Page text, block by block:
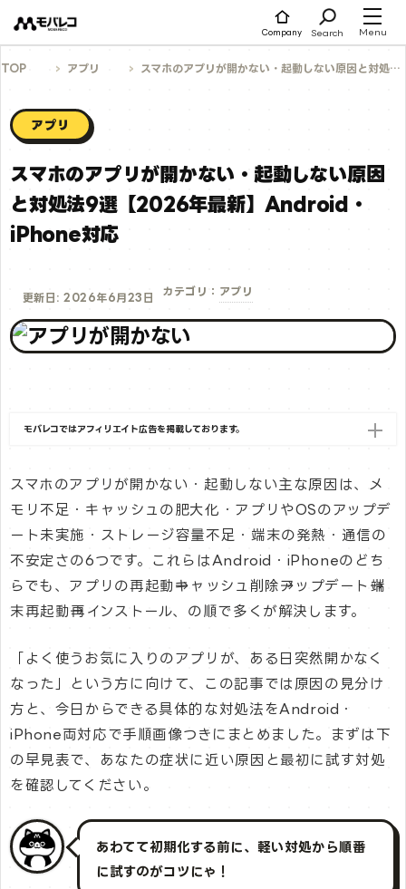
ツ
ス
Company Search Menu
TOP アプリ スマホのアプリが開かない・起動しない原因と対処法9選【2026年最新】Android・iPhone対応
アプリ
スマホのアプリが開かない・起動しない原因
と対処法9選【2026年最新】Android・
iPhone対応
更新日: 2026年6月23日
カテゴリ： アプリ
モバレコではアフィリエイト広告を掲載しております。
スマホのアプリが開かない・起動しない主な原因は、メ
モリ不足・キャッシュの肥大化・アプリやOSのアップデ
ート未実施・ストレージ容量不足・端末の発熱・通信の
不安定さの6つです。これらはAndroid・iPhoneのどち
らでも、アプリの再起動→キャッシュ削除→アップデート→端
末再起動→再インストール、の順で多くが解決します。
「よく使うお気に入りのアプリが、ある日突然開かなく
なった」という方に向けて、この記事では原因の見分け
方と、今日からできる具体的な対処法をAndroid・
iPhone両対応で手順画像つきにまとめました。まずは下
の早見表で、あなたの症状に近い原因と最初に試す対処
を確認してください。
あわてて初期化する前に、軽い対処から順番
に試すのがコツにゃ！